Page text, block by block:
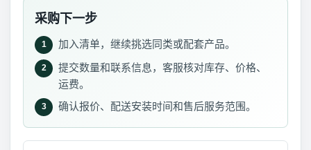
采购下一步
1 加入清单，继续挑选同类或配套产品。
2
提交数量和联系信息，客服核对库存、价格、
运费。
3 确认报价、配送安装时间和售后服务范围。